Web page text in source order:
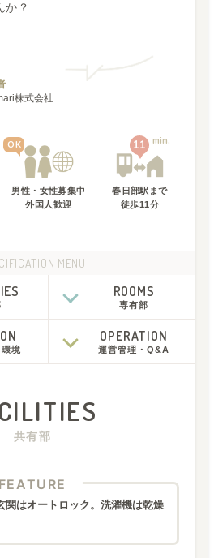
か？
OK
男性・女性募集中
外国人歓迎
11 min.
春日部駅 まで
徒歩11分
株式会社
MENU
ROOMS
専有部
環境
OPERATION
運営管理 ・Q&A
共有部
FEATURE
関はオートロック。洗濯機は乾燥